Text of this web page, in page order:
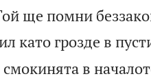
ще помни
като грозде в
в